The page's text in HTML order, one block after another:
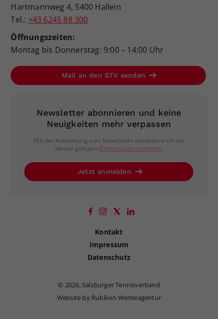
Hartmannweg 4, 5400 Hallein
Tel.: +43 6245 88 300
Öffnungszeiten:
Montag bis Donnerstag: 9:00 – 14:00 Uhr
Mail an den STV senden
Newsletter abonnieren und keine
Neuigkeiten mehr verpassen
Mit der Anmeldung zum Newsletter akzeptiere ich die
aktuell gültigen Datenschutzrichtlinien.
Jetzt anmelden
Kontakt
Impressum
Datenschutz
© 2026, Salzburger Tennisverband
Website by Rubikon Werbeagentur